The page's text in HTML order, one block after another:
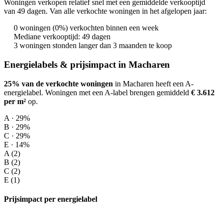
Woningen verkopen relatief snel met een gemiddelde verkooptijd
van 49 dagen. Van alle verkochte woningen in het afgelopen jaar:
0 woningen (0%) verkochten binnen een week
Mediane verkooptijd: 49 dagen
3 woningen stonden langer dan 3 maanden te koop
Energielabels & prijsimpact in Macharen
25% van de verkochte woningen in Macharen heeft een A-
energielabel. Woningen met een A-label brengen gemiddeld € 3.612
per m² op.
A · 29%
B · 29%
C · 29%
E · 14%
A (2)
B (2)
C (2)
E (1)
Prijsimpact per energielabel